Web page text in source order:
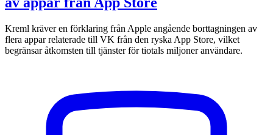
Kreml kräver en förklaring från Apple angående borttagningen av
flera appar relaterade till VK från den ryska App Store, vilket
begränsar åtkomsten till tjänster för tiotals miljoner användare.